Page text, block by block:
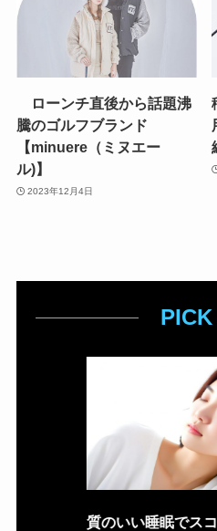
ローンチ直後から話題沸
騰のゴルフブランド
【minuere（ミヌエー
ル)】
2023年12月4日
質のいい睡眠でス